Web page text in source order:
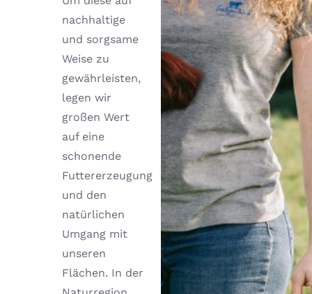
nachhaltige
und sorgsame
Weise zu
gewährleisten,
legen wir
großen Wert
auf eine
schonende
Futtererzeugung
und den
natürlichen
Umgang mit
unseren
Flächen. In der